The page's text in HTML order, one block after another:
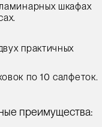
шкафах
практичных
по 10 салфеток.
преимущества: